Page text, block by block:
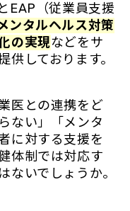
EAP（従業員支援
ンタルヘルス対策
の実現などをサ
しております。
医との連携をど
ない」「メンタ
に対する支援を
体制では対応す
ないでしょうか。